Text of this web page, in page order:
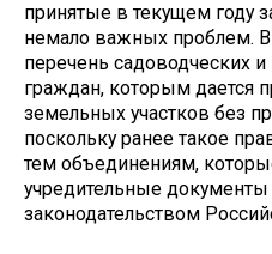
принятые в текущем году
немало важных проблем. В
перечень садоводческих
граждан, которым дается
земельных участков без
поскольку ранее такое
тем объединениям,
учредительные документы
законодательством